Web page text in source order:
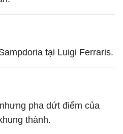
tại Luigi Ferraris.
pha dứt điểm của
thành.